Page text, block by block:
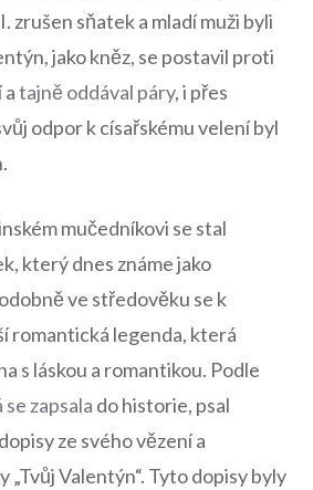
zrušen sňatek a mladí muži byli
jako kněz, se postavil proti‍
tajně oddával páry, i přes
odpor k⁣ císařskému velení byl
mučedníkovi se stal
který dnes ‌známe jako
ve středověku se k
romantická legenda, která
s láskou a romantikou. Podle
zapsala do historie, psal ​
ze svého vězení a
„Tvůj Valentýn“. Tyto dopisy byly